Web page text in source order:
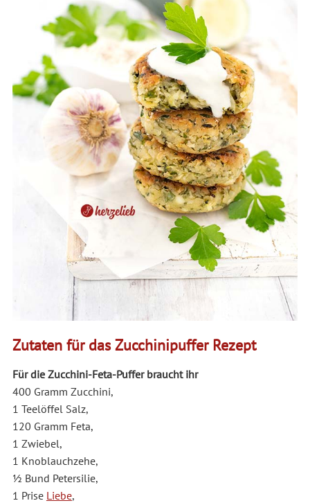
Zutaten für das Zucchinipuffer Rezept
Für die Zucchini-Feta-Puffer braucht ihr
400 Gramm Zucchini,
1 Teelöffel Salz,
120 Gramm Feta,
1 Zwiebel,
1 Knoblauchzehe,
1⁄2 Bund Petersilie,
1 Prise Liebe,